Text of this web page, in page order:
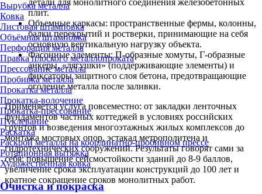
Вырубка металла
Ковка
Листовая штамповка
Объёмная штамповка
Перфорация металла
Правка плоского металлопроката
Прессование металла
Пробивка металла
Прокатка металла
Прокатка-волочение
Прокатка-прессование
Пуклевание
Раскатка
Раскрой металла на координатно-пробивном прессе
Ротационная вытяжка
Художественная ковка
Очистка и покраска
детали для монолитного соединения железобетонных
плит.
Объемные каркасы: пространственные фермы, колонны,
балки перекрытий и ростверки, принимающие на себя
основную вертикальную нагрузку объекта.
Фасонные элементы: П-образные хомуты, Г-образные
анкеры, «лягушки» (поддерживающие элементы) и
фиксаторы защитного слоя бетона, предотвращающие
оголение металла после заливки.
Применяется услуга повсеместно: от закладки ленточных
фундаментов частных коттеджей в условиях российских
грунтов и возведения многоэтажных жилых комплексов до
монтажа мостовых опор, эстакад метрополитена и
гидротехнических сооружений. Результаты говорят сами за
себя: повышение сейсмостойкости зданий до 8-9 баллов,
увеличение срока эксплуатации конструкций до 100 лет и
кратное сокращение сроков монолитных работ.